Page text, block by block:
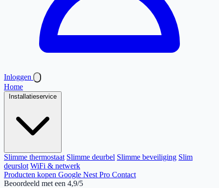
Inloggen
Home
Installatieservice
Slimme thermostaat Slimme deurbel Slimme beveiliging Slim
deurslot WiFi & netwerk
Producten kopen Google Nest Pro Contact
Beoordeeld met een 4,9/5